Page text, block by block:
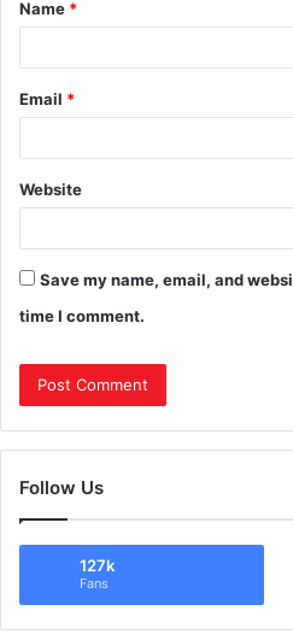
Name *
Email *
Website
Save my name, email, and
time I comment.
Follow Us
127k
Fans